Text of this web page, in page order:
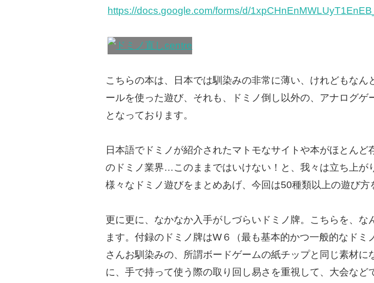
https://docs.google.com/forms/d/
こちらの本は、日本では馴染みの非常に薄い、けれどもな
ールを使った遊び、それも、ドミノ倒し以外の、アナログ
となっております。
日本語でドミノが紹介されたマトモなサイトや本がほとん
のドミノ業界…このままではいけない！と、我々は立ち上が
様々なドミノ遊びをまとめあげ、今回は50種類以上の遊び方
更に更に、なかなか入手がしづらいドミノ牌。こちらを、
ます。付録のドミノ牌はW６（最も基本的かつ一般的なド
さんお馴染みの、所謂ボードゲームの紙チップと同じ素材
に、手で持って使う際の取り回し易さを重視して、大会な